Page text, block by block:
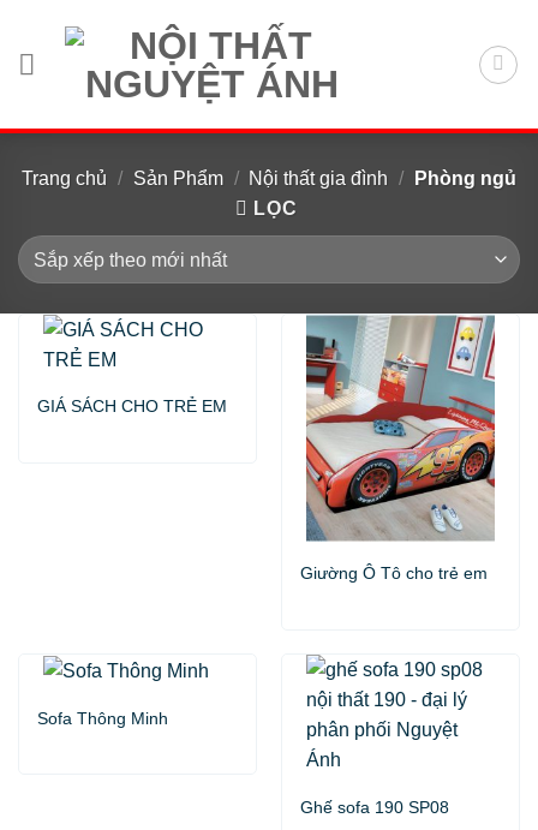
nội
Trang chủ / Sản Phẩm / Nội thất gia đình /
Phòng ngủ
LỌC
GIÁ SÁCH CHO TRẺ EM
Giường Ô Tô cho trẻ em
Sofa Thông Minh
Ghế sofa 190 SP08